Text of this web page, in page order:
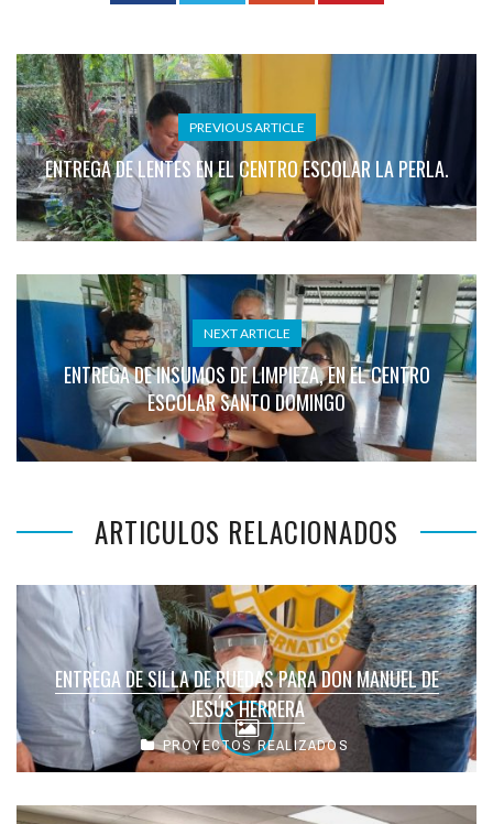
PREVIOUS ARTICLE
ENTREGA DE LENTES EN EL CENTRO ESCOLAR LA PERLA.
NEXT ARTICLE
ENTREGA DE INSUMOS DE LIMPIEZA, EN EL CENTRO
ESCOLAR SANTO DOMINGO
ARTICULOS RELACIONADOS
ENTREGA DE SILLA DE RUEDAS PARA DON MANUEL DE
JESÚS HERRERA
PROYECTOS REALIZADOS